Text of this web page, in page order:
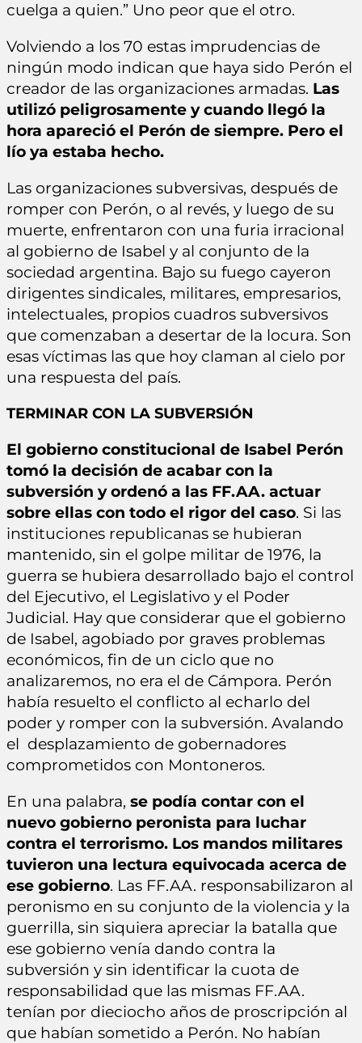
cuelga a quien.” Uno peor que el otro.
Volviendo a los 70 estas imprudencias de
ningún modo indican que haya sido Perón el
creador de las organizaciones armadas. Las
utilizó peligrosamente y cuando llegó la
hora apareció el Perón de siempre. Pero el
lío ya estaba hecho.
Las organizaciones subversivas, después de
romper con Perón, o al revés, y luego de su
muerte, enfrentaron con una furia irracional
al gobierno de Isabel y al conjunto de la
sociedad argentina. Bajo su fuego cayeron
dirigentes sindicales, militares, empresarios,
intelectuales, propios cuadros subversivos
que comenzaban a desertar de la locura. Son
esas víctimas las que hoy claman al cielo por
una respuesta del país.
TERMINAR CON LA SUBVERSIÓN
El gobierno constitucional de Isabel Perón
tomó la decisión de acabar con la
subversión y ordenó a las FF.AA. actuar
sobre ellas con todo el rigor del caso. Si las
instituciones republicanas se hubieran
mantenido, sin el golpe militar de 1976, la
guerra se hubiera desarrollado bajo el control
del Ejecutivo, el Legislativo y el Poder
Judicial. Hay que considerar que el gobierno
de Isabel, agobiado por graves problemas
económicos, fin de un ciclo que no
analizaremos, no era el de Cámpora. Perón
había resuelto el conflicto al echarlo del
poder y romper con la subversión. Avalando
el desplazamiento de gobernadores
comprometidos con Montoneros.
En una palabra, se podía contar con el
nuevo gobierno peronista para luchar
contra el terrorismo. Los mandos militares
tuvieron una lectura equivocada acerca de
ese gobierno. Las FF.AA. responsabilizaron al
peronismo en su conjunto de la violencia y la
guerrilla, sin siquiera apreciar la batalla que
ese gobierno venía dando contra la
subversión y sin identificar la cuota de
responsabilidad que las mismas FF.AA.
tenían por dieciocho años de proscripción al
que habían sometido a Perón. No habían